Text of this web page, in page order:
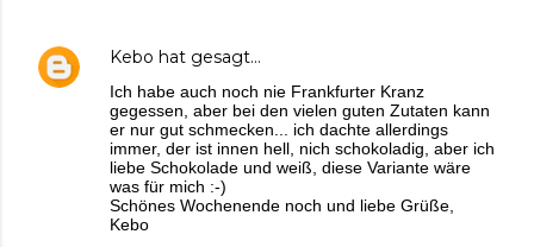
Kebo hat gesagt…
Ich habe auch noch nie Frankfurter Kranz
gegessen, aber bei den vielen guten Zutaten kann
er nur gut schmecken... ich dachte allerdings
immer, der ist innen hell, nich schokoladig, aber ich
liebe Schokolade und weiß, diese Variante wäre
was für mich :-)
Schönes Wochenende noch und liebe Grüße,
Kebo